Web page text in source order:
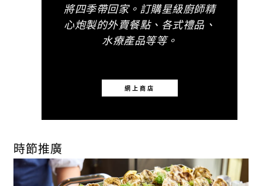
將四季帶回家。訂購星級廚師精
心炮製的外賣餐點、各式禮品、
水療產品等等。
網上商店
時節推廣